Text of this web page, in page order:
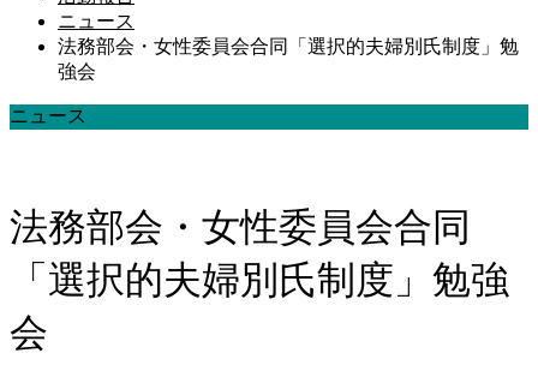
ニュース
法務部会・女性委員会合同「選択的夫婦別氏制度」勉
強会
ニュース
法務部会・女性委員会合同
「選択的夫婦別氏制度」勉強
会